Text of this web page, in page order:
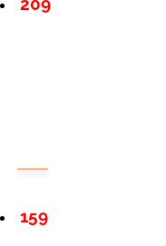
159